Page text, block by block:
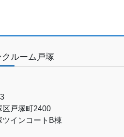
ルーム戸塚
区戸塚町2400
ツインコートB棟